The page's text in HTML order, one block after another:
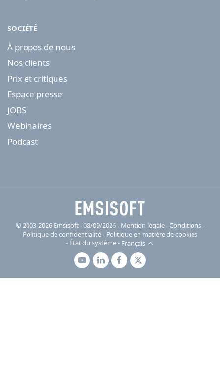
SOCIÉTÉ
À propos de nous
Nos clients
Prix et critiques
Espace presse
JOBS
Webinaires
Podcast
© 2003-2026 Emsisoft - 08/09/2026 - Mention légale- Conditions-
Politique de confidentialité- Politique en matière de cookies
- État du système- Français